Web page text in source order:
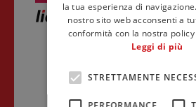
la tua esperienza di
nostro sito web acconsenti a
conformità con la nostra
Leggi di più
STRETTAMENTE